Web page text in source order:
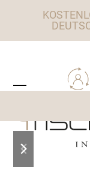
mobile
mobile
slide
slide